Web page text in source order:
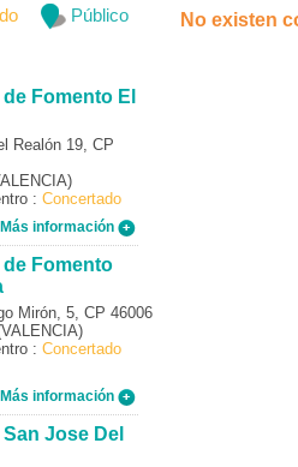
Público
Fomento El
Realón 19, CP
: Concertado
Más información
Fomento
Mirón, 5, CP 46006
: Concertado
Más información
Jose Del
No existen